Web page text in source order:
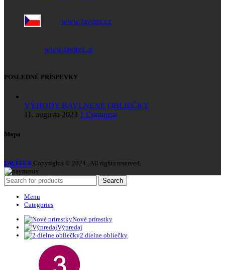
www.favitex.cz
www.favitex.at
POSLEDNÉ PRÍSPEVKY
VÝHODY BAVLNENÉ OBLIEČKY
11. augusta 2023 1 Comment
Mapa
FAVITEX Copyrights © 2024 , All rights reserved,
Search
Menu
Categories
Nové prírastky
Výpredaj
2 dielne obliečky